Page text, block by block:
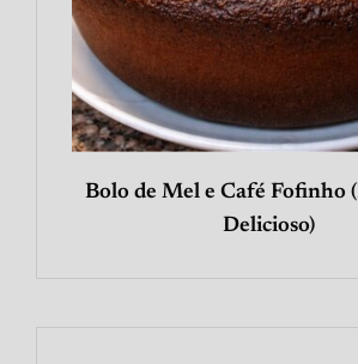
Bolo de Mel e Café Fofinho
Delicioso)